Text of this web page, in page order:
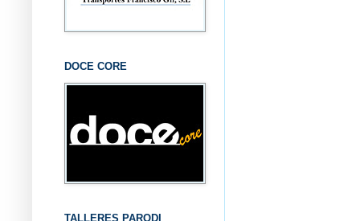
DOCE CORE
TALLERES PARODI